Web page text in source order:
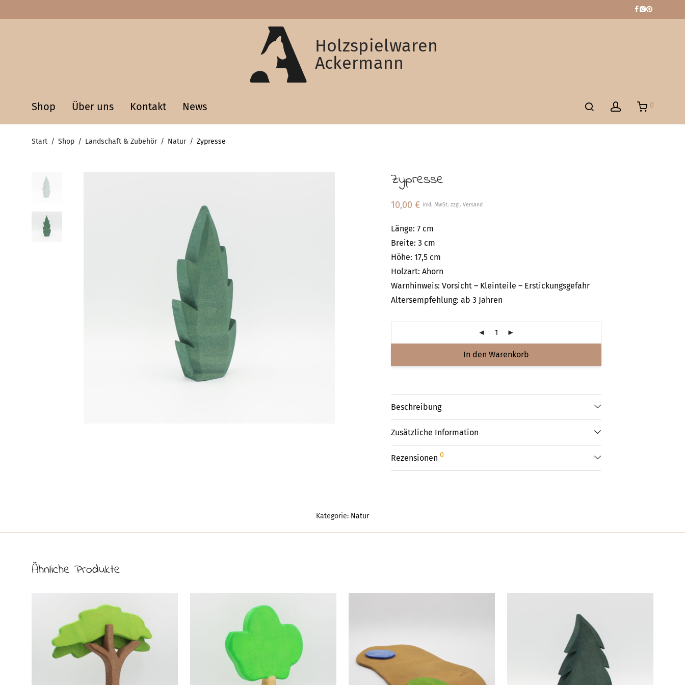
Holzspielwaren
Ackermann
Shop Über uns Kontakt News 0
Start / Shop / Landschaft & Zubehör / Natur / Zypresse
Zypresse
10,00 € inkl. MwSt. zzgl. Versand
Länge: 7 cm
Breite: 3 cm
Höhe: 17,5 cm
Holzart: Ahorn
Warnhinweis: Vorsicht – Kleinteile – Erstickungsgefahr
Altersempfehlung: ab 3 Jahren
In den Warenkorb
Beschreibung
Zusätzliche Information
Rezensionen 0
Kategorie: Natur
Ähnliche Produkte